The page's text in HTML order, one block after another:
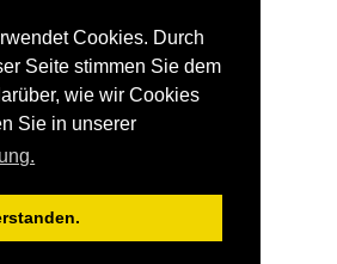
Cookies. Durch
Seite stimmen Sie dem
wie wir Cookies
Sie in unserer